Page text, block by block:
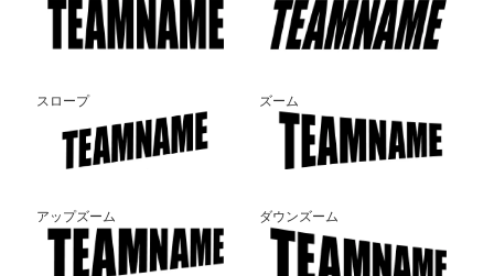
スロープ ズーム
アップズーム ダウンズーム